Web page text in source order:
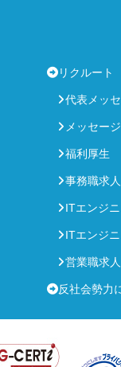
リクルート
代表メッ
メッセージ
福利厚生
事務職求人
ITエンジ
ITエンジ
営業職求人
反社会勢力